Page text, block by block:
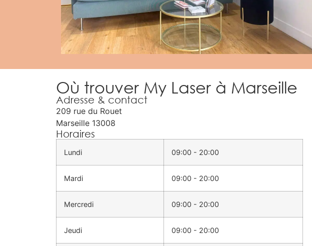
Où trouver My Laser à Marseille
Adresse & contact
209 rue du Rouet
Marseille 13008
Horaires
Lundi 09:00 - 20:00
Mardi 09:00 - 20:00
Mercredi 09:00 - 20:00
Jeudi 09:00 - 20:00